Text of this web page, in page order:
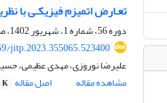
تعـارض اتمیزم فیزیکـی با
دوره 56، شماره 1، شهریور 1402، صفحه
jitp.2023.355065.523400
علیرضا نوروزی، مهدی عظیمی،
مشاهده مقاله
اصل مقاله K